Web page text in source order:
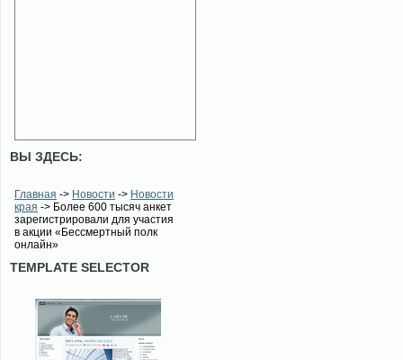
ВЫ ЗДЕСЬ:
Главная -> Новости -> Новости
края -> Более 600 тысяч анкет
зарегистрировали для участия
в акции «Бессмертный полк
онлайн»
TEMPLATE SELECTOR